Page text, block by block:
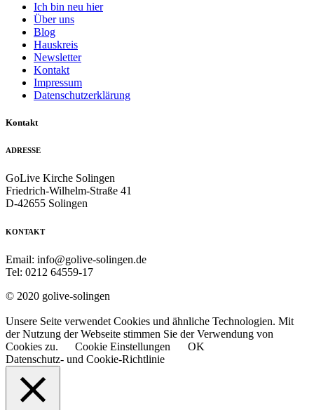
Ich bin neu hier
Über uns
Blog
Hauskreis
Newsletter
Kontakt
Impressum
Datenschutzerklärung
Kontakt
ADRESSE
GoLive Kirche Solingen
Friedrich-Wilhelm-Straße 41
D-42655 Solingen
KONTAKT
Email: info@golive-solingen.de
Tel: 0212 64559-17
© 2020 golive-solingen
Unsere Seite verwendet Cookies und ähnliche Technologien. Mit
der Nutzung der Webseite stimmen Sie der Verwendung von
Cookies zu.
Cookie Einstellungen
OK
Datenschutz- und Cookie-Richtlinie